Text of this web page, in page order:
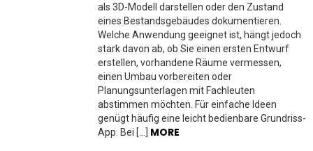
als 3D-Modell darstellen oder den Zustand
eines Bestandsgebäudes dokumentieren.
Welche Anwendung geeignet ist, hängt jedoch
stark davon ab, ob Sie einen ersten Entwurf
erstellen, vorhandene Räume vermessen,
einen Umbau vorbereiten oder
Planungsunterlagen mit Fachleuten
abstimmen möchten. Für einfache Ideen
genügt häufig eine leicht bedienbare Grundriss-
App. Bei […] MORE